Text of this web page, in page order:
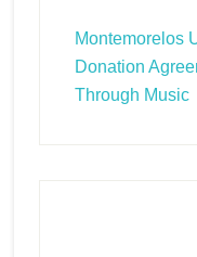
Montemorelos
Donation
Through Music